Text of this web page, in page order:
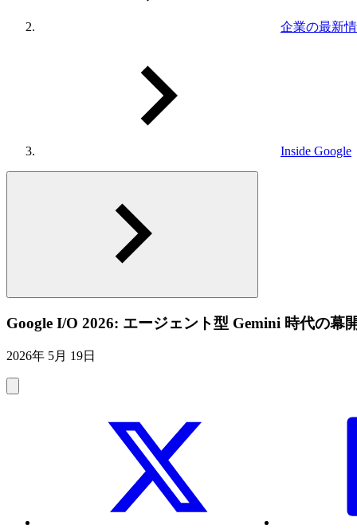
企業の最新
Inside Google
Google I/O 2026: エージェント型 Gemini 時代の幕
2026年 5月 19日